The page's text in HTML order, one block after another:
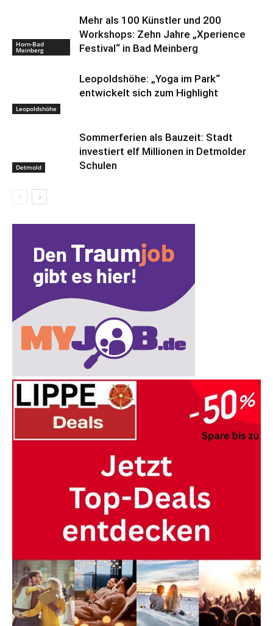
Horn-Bad
Meinberg
Mehr als 100 Künstler und 200
Workshops: Zehn Jahre „Xperience
Festival“ in Bad Meinberg
Leopoldshöhe
Leopoldshöhe: „Yoga im Park“
entwickelt sich zum Highlight
Detmold
Sommerferien als Bauzeit: Stadt
investiert elf Millionen in Detmolder
Schulen